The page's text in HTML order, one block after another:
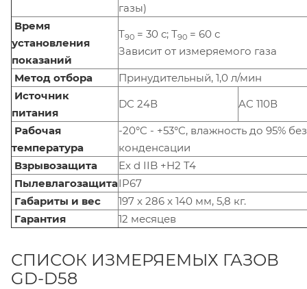
газы)
Время
установления
показаний
Т90 = 30 с; Т90 = 60 с
Зависит от измеряемого газа
Метод отбора
Принудительный, 1,0 л/мин
Источник
питания
DC 24В AC 110В
Рабочая
температура
-20°C - +53°C, влажность до 95% без
конденсации
Взрывозащита
Ex d IIB +H2 T4
ПылевлагозащитаIP67
Габариты и вес
197 x 286 x 140 мм, 5,8 кг.
Гарантия
12 месяцев
СПИСОК ИЗМЕРЯЕМЫХ ГАЗОВ
GD-D58